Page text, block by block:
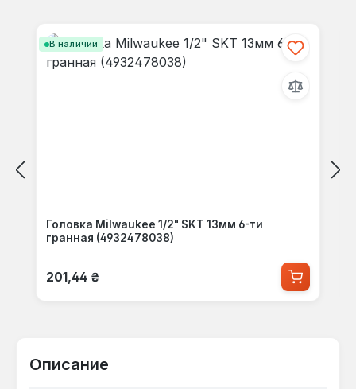
В наличии
Головка Milwaukee 1/2" SKT 13мм 6-ти
гранная (4932478038)
Обычная цена:
201,44 ₴
Описание